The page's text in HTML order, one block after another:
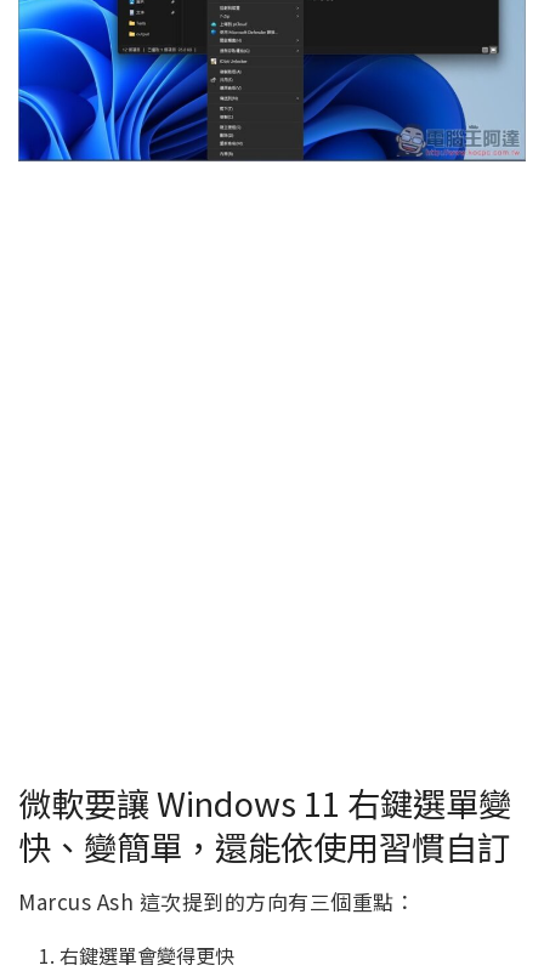
微軟要讓 Windows 11 右鍵選單變
快、變簡單，還能依使用習慣自訂
Marcus Ash 這次提到的方向有三個重點：
右鍵選單會變得更快